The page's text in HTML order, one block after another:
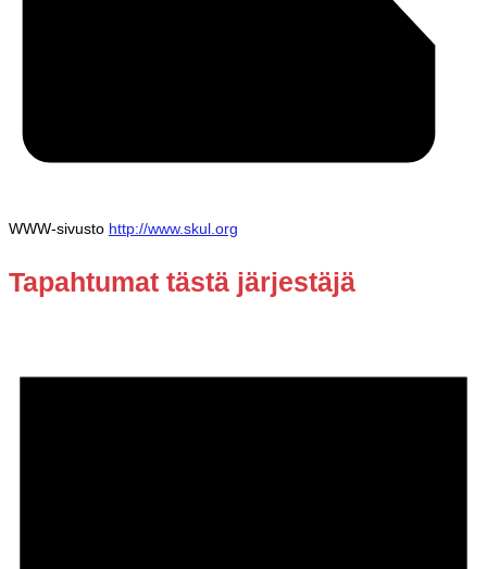
WWW-sivusto http://www.skul.org
Tapahtumat tästä järjestäjä